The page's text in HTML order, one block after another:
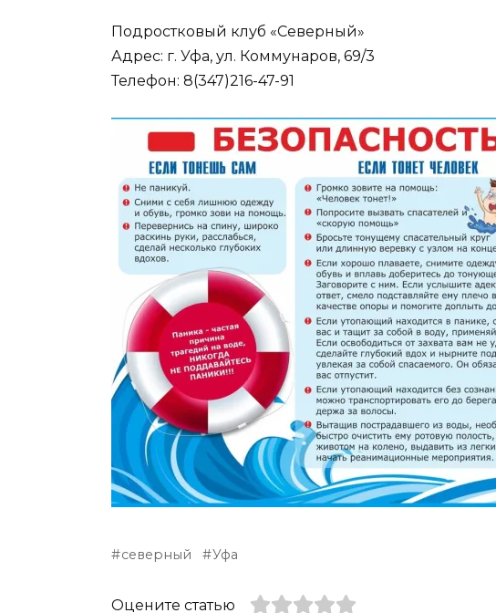
Подростковый клуб «Северный»
Адрес: г. Уфа, ул. Коммунаров, 69/3
Телефон: 8(347)216-47-91
северный Уфа
Оцените статью